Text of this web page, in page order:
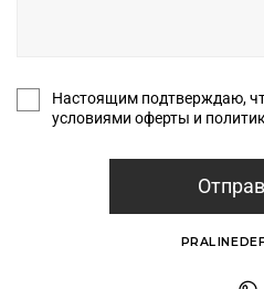
Настоящим подтверждаю,